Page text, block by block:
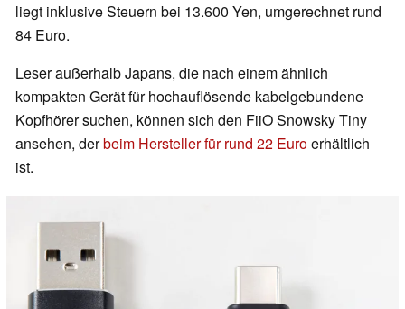
liegt inklusive Steuern bei 13.600 Yen, umgerechnet rund
84 Euro.
Leser außerhalb Japans, die nach einem ähnlich
kompakten Gerät für hochauflösende kabelgebundene
Kopfhörer suchen, können sich den FiiO Snowsky Tiny
ansehen, derbeim Hersteller für rund 22 Euroerhältlich
ist.